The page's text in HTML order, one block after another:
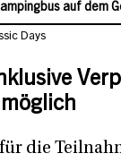
auf dem
Days
die